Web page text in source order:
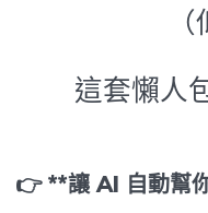
這套懶人
👉 **讓 AI 自動幫